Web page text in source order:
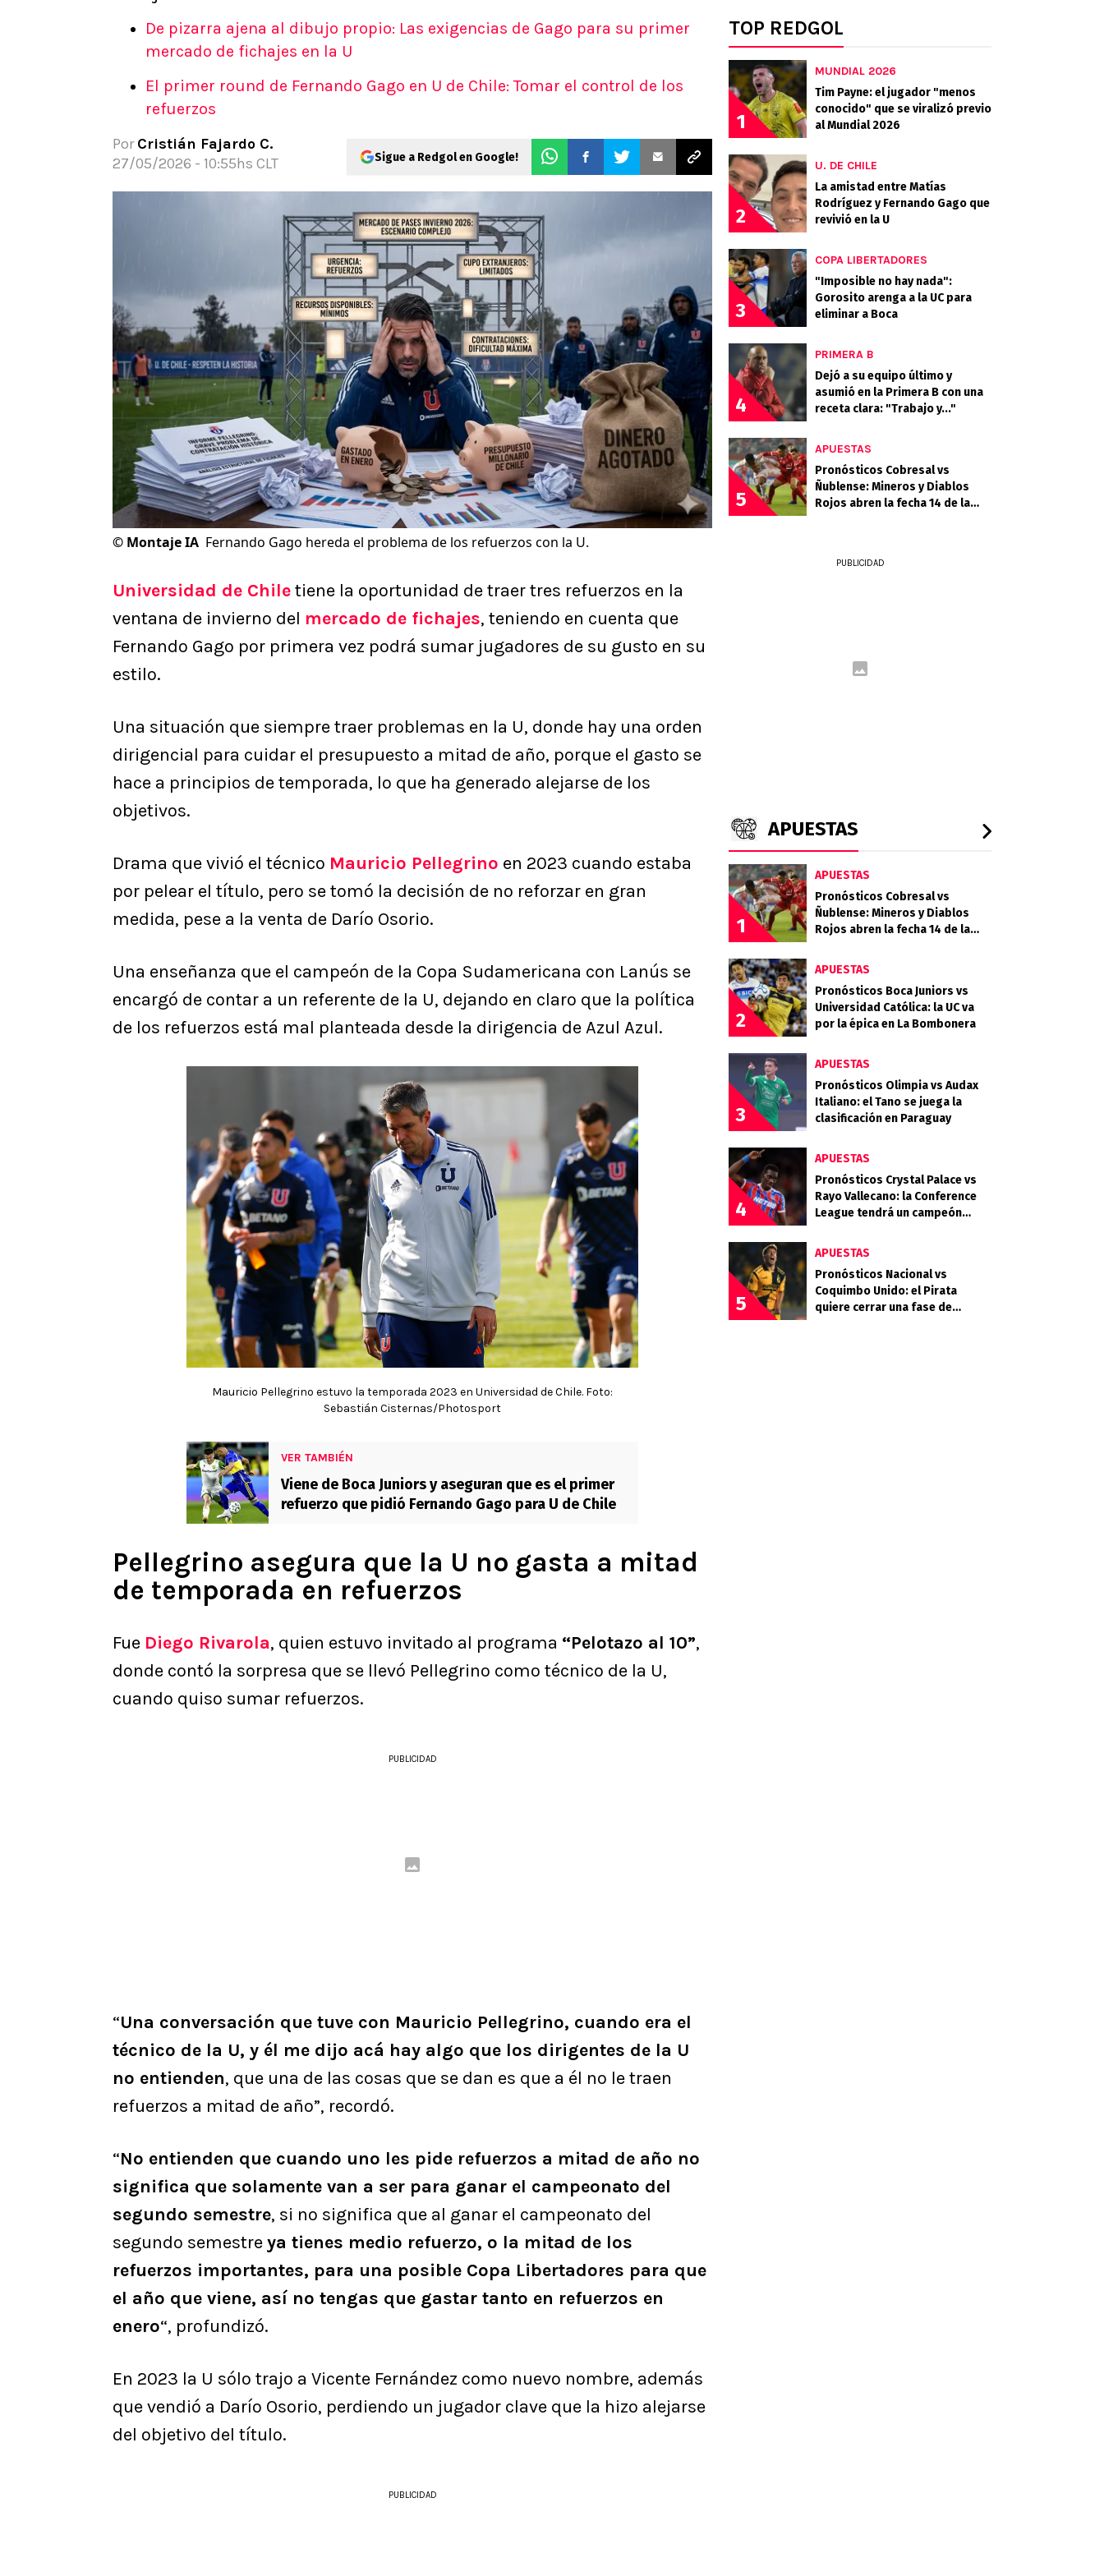
De pizarra ajena al dibujo propio: Las exigencias de Gago para su primer
mercado de fichajes en la U
El primer round de Fernando Gago en U de Chile: Tomar el control de los
refuerzos
Por Cristián Fajardo C.
27/05/2026 - 10:55hs CLT
Sigue a Redgol en Google!
© Montaje IA Fernando Gago hereda el problema de los refuerzos con la U.
Universidad de Chiletiene la oportunidad de traer tres refuerzos en la
ventana de invierno del mercado de fichajes, teniendo en cuenta que
Fernando Gago por primera vez podrá sumar jugadores de su gusto en su
estilo.
Una situación que siempre traer problemas en la U, donde hay una orden
dirigencial para cuidar el presupuesto a mitad de año, porque el gasto se
hace a principios de temporada, lo que ha generado alejarse de los
objetivos.
Drama que vivió el técnico Mauricio Pellegrino en 2023 cuando estaba
por pelear el título, pero se tomó la decisión de no reforzar en gran
medida, pese a la venta de Darío Osorio.
Una enseñanza que el campeón de la Copa Sudamericana con Lanús se
encargó de contar a un referente de la U, dejando en claro que la política
de los refuerzos está mal planteada desde la dirigencia de Azul Azul.
Mauricio Pellegrino estuvo la temporada 2023 en Universidad de Chile. Foto:
Sebastián Cisternas/Photosport
VER TAMBIÉN
Viene de Boca Juniors y aseguran que es el primer
refuerzo que pidió Fernando Gago para U de Chile
Pellegrino asegura que la U no gasta a mitad
de temporada en refuerzos
Fue Diego Rivarola, quien estuvo invitado al programa “Pelotazo al 10”,
donde contó la sorpresa que se llevó Pellegrino como técnico de la U,
cuando quiso sumar refuerzos.
PUBLICIDAD
“Una conversación que tuve con Mauricio Pellegrino, cuando era el
técnico de la U, y él me dijo acá hay algo que los dirigentes de la U
no entienden, que una de las cosas que se dan es que a él no le traen
refuerzos a mitad de año”, recordó.
“No entienden que cuando uno les pide refuerzos a mitad de año no
significa que solamente van a ser para ganar el campeonato del
segundo semestre, si no significa que al ganar el campeonato del
segundo semestreya tienes medio refuerzo, o la mitad de los
refuerzos importantes, para una posible Copa Libertadores para que
el año que viene, así no tengas que gastar tanto en refuerzos en
enero“, profundizó.
En 2023 la U sólo trajo a Vicente Fernández como nuevo nombre, además
que vendió a Darío Osorio, perdiendo un jugador clave que la hizo alejarse
del objetivo del título.
PUBLICIDAD
TOP REDGOL
1
MUNDIAL 2026
Tim Payne: el jugador "menos
conocido" que se viralizó previo
al Mundial 2026
2
U. DE CHILE
La amistad entre Matías
Rodríguez y Fernando Gago que
revivió en la U
3
COPA LIBERTADORES
"Imposible no hay nada":
Gorosito arenga a la UC para
eliminar a Boca
4
PRIMERA B
Dejó a su equipo último y
asumió en la Primera B con una
receta clara: "Trabajo y..."
5
APUESTAS
Pronósticos Cobresal vs
Ñublense: Mineros y Diablos
Rojos abren la fecha 14 de la
PUBLICIDAD
APUESTAS
1
APUESTAS
Pronósticos Cobresal vs
Ñublense: Mineros y Diablos
Rojos abren la fecha 14 de la
2
APUESTAS
Pronósticos Boca Juniors vs
Universidad Católica: la UC va
por la épica en La Bombonera
3
APUESTAS
Pronósticos Olimpia vs Audax
Italiano: el Tano se juega la
clasificación en Paraguay
4
APUESTAS
Pronósticos Crystal Palace vs
Rayo Vallecano: la Conference
League tendrá un campeón
5
APUESTAS
Pronósticos Nacional vs
Coquimbo Unido: el Pirata
quiere cerrar una fase de